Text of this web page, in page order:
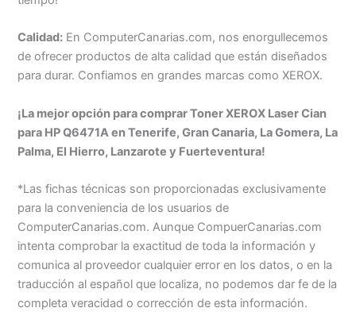
Calidad: En ComputerCanarias.com, nos enorgullecemos
de ofrecer productos de alta calidad que están diseñados
para durar. Confiamos en grandes marcas como XEROX.
¡La mejor opción para comprar Toner XEROX Laser Cian
para HP Q6471A en Tenerife, Gran Canaria, La Gomera, La
Palma, El Hierro, Lanzarote y Fuerteventura!
*Las fichas técnicas son proporcionadas exclusivamente
para la conveniencia de los usuarios de
ComputerCanarias.com. Aunque CompuerCanarias.com
intenta comprobar la exactitud de toda la información y
comunica al proveedor cualquier error en los datos, o en la
traducción al español que localiza, no podemos dar fe de la
completa veracidad o corrección de esta información.